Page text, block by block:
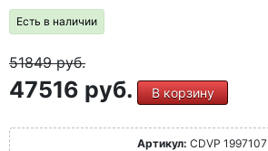
Есть в наличии
51849руб.
47516 руб. В корзину
Артикул: CDVP 1997107